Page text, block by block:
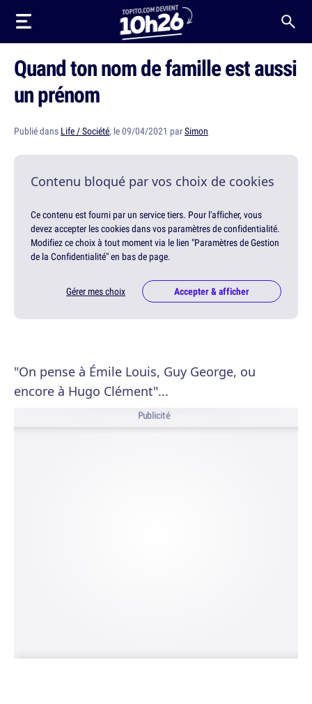
Quand ton nom de famille est aussi
un prénom
Publié dans Life / Société, le 09/04/2021 parSimon
Contenu bloqué par vos choix de cookies
Ce contenu est fourni par un service tiers. Pour l'afficher, vous
devez accepter les cookies dans vos paramètres de confidentialité.
Modifiez ce choix à tout moment via le lien "Paramètres de Gestion
de la Confidentialité" en bas de page.
Gérer mes choix Accepter & afficher
"On pense à Émile Louis, Guy George, ou
encore à Hugo Clément"...
Publicité